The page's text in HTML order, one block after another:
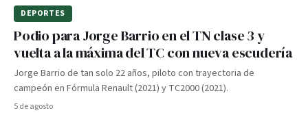
DEPORTES
Podio para Jorge Barrio en el TN clase 3 y
vuelta a la máxima del TC con nueva escudería
Jorge Barrio de tan solo 22 años, piloto con trayectoria de
campeón en Fórmula Renault (2021) y TC2000 (2021).
5 de agosto